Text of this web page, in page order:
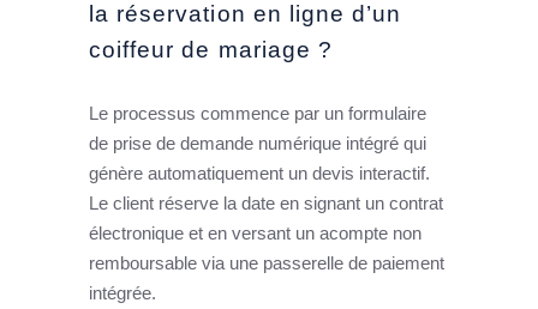
la réservation en ligne d’un
coiffeur de mariage ?
Le processus commence par un formulaire
de prise de demande numérique intégré qui
génère automatiquement un devis interactif.
Le client réserve la date en signant un contrat
électronique et en versant un acompte non
remboursable via une passerelle de paiement
intégrée.